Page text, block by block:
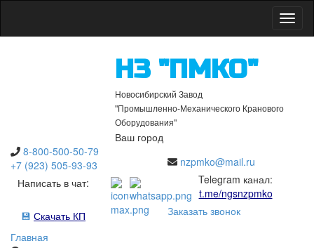
НЗ "ПМКО"
Новосибирский Завод
"Промышленно-Механического Кранового
Оборудования"
Ваш город
8-800-500-50-79
+7 (923) 505-93-93
Написать в чат:
💾 Скачать КП
nzpmko@mail.ru
Telegram канал:
t.me/ngsnzpmko
Заказать звонок
Главная